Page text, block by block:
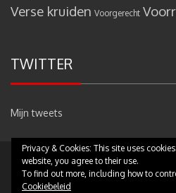
Verse kruiden Voorgerecht
TWITTER
Mijn tweets
Copyright © 2017 -
eMag by
Privacy & Cookies: This site uses
website, you agree to their use.
To find out more, including how to
Cookiebeleid